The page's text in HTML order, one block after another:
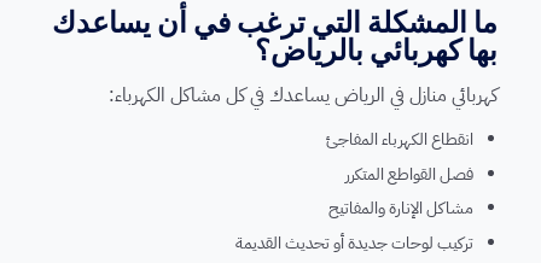
ما المشكلة التي ترغب في أن يساعدك
بها كهربائي بالرياض؟
كهربائي منازل في الرياض يساعدك في كل مشاكل الكهرباء:
انقطاع الكهرباء المفاجئ
فصل القواطع المتكرر
مشاكل الإنارة والمفاتيح
تركيب لوحات جديدة أو تحديث القديمة